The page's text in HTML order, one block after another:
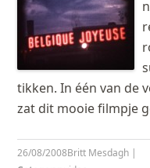
tikken. In één van de
zat dit mooie filmpje
Britt Mesdagh |
26/08/2008